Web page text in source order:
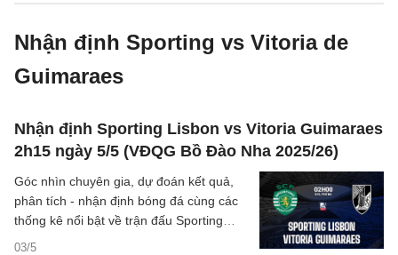
Nhận định Sporting vs Vitoria de
Guimaraes
Nhận định Sporting Lisbon vs Vitoria Guimaraes
2h15 ngày 5/5 (VĐQG Bồ Đào Nha 2025/26)
03/5
Góc nhìn chuyên gia, dự đoán kết quả,
phân tích - nhận định bóng đá cùng các
thống kê nổi bật về trận đấu Sporting
Lisbon vs Vitoria Guimaraes thuộc giải